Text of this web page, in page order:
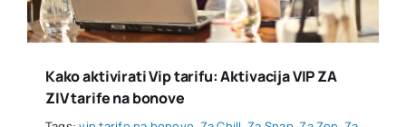
Kako aktivirati Vip tarifu: Aktivacija VIP ZA
ZIV tarife na bonove